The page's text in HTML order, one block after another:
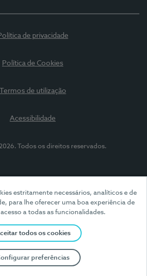
estritamente necessários, analíticos e de
para lhe oferecer uma boa experiência de
a todas as funcionalidades.
todos os cookies
preferências
de privacidade
Política de Cookies
Termos de utilização
Acessibilidade
Todos os direitos reservados.